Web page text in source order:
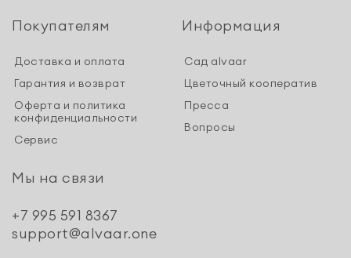
Покупателям
Доставка и оплата
Гарантия и возврат
Оферта и политика
конфиденциальности
Сервис
Информация
Сад alvaar
Цветочный кооператив
Пресса
Вопросы
Мы на связи
+7 995 591 8367
support@alvaar.one